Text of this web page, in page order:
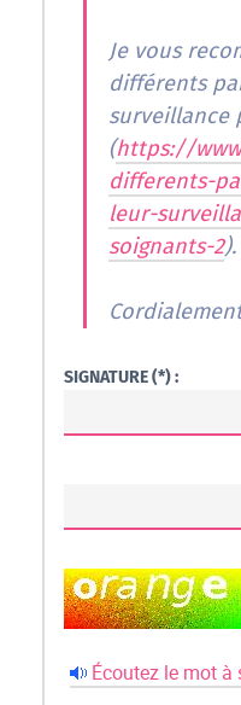
Je vous
différents
surveillance
(https://
differents-
leur-
soignants-2).
SIGNATURE (*) :
Écoutez le mot à